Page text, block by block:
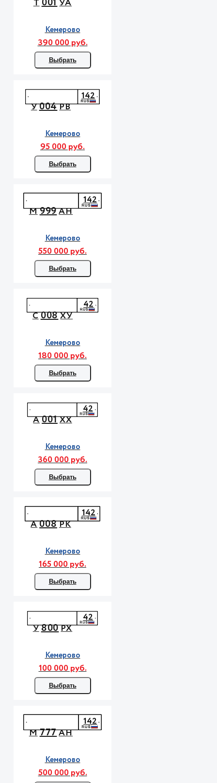
Т УА
Кемерово
390 000 руб.
Выбрать
У004РВ
142
Кемерово
95 000 руб.
Выбрать
М999АН
142
Кемерово
550 000 руб.
Выбрать
С008ХУ
42
Кемерово
180 000 руб.
Выбрать
А001ХХ
42
Кемерово
360 000 руб.
Выбрать
А008РК
142
Кемерово
165 000 руб.
Выбрать
У800РХ
42
Кемерово
100 000 руб.
Выбрать
М777АН
142
Кемерово
500 000 руб.